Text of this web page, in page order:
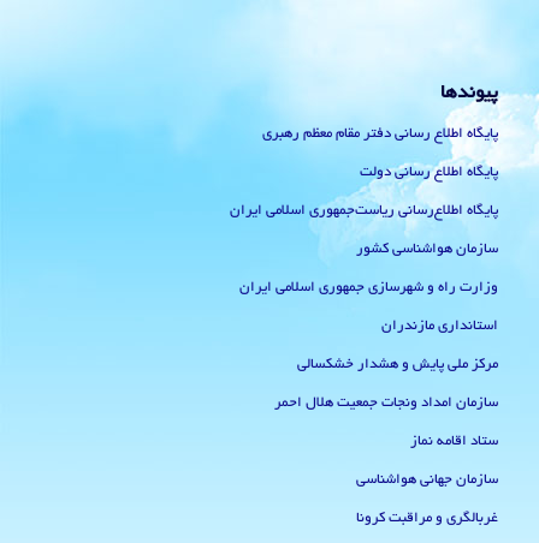
پیوندها
پایگاه اطلاع رسانی دفتر مقام معظم رهبری
پایگاه اطلاع رسانی دولت
پایگاه اطلاع‌رسانی ریاست‌جمهوری اسلامی ایران
سازمان هواشناسی کشور
وزارت راه و شهرسازی جمهوری اسلامی ایران
استانداری مازندران
مرکز ملی پایش و هشدار خشکسالی
سازمان امداد ونجات جمعیت هلال احمر
ستاد اقامه نماز
سازمان جهانی هواشناسی
غربالگری و مراقبت کرونا